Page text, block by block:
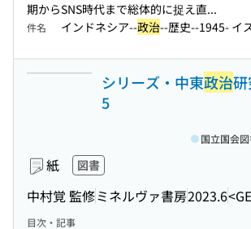
期からSNS時代まで総体的に捉え直...
件名 インドネシア--政治--歴史--1945- イ
シリーズ・中東政治
5
紙 図書
中村覚 監修ミネルヴァ書房2023.6
国立国会
目次・記事